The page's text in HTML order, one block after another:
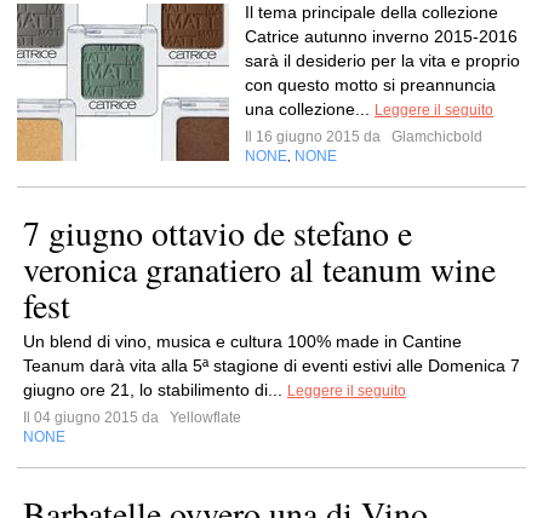
Il tema principale della collezione
Catrice autunno inverno 2015-2016
sarà il desiderio per la vita e proprio
con questo motto si preannuncia
una collezione...
Leggere il seguito
Il 16 giugno 2015 da
Glamchicbold
NONE NONE
7 giugno ottavio de stefano e
veronica granatiero al teanum wine
fest
Un blend di vino, musica e cultura 100% made in Cantine
Teanum darà vita alla 5ª stagione di eventi estivi alle Domenica 7
giugno ore 21, lo stabilimento di...
Leggere il seguito
Il 04 giugno 2015 da
Yellowflate
NONE